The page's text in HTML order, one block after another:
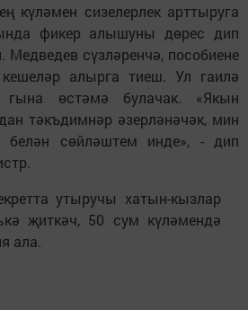
күләмен сизелерлек арттыруга
фикер алышуны дөрес дип
Медведев сүзләренчә, пособиене
алырга тиеш. Ул гаилә
өстәмә булачак. «Якын
тәкъдимнәр әзерләнәчәк, мин
белән сөйләштем инде», - дип
утыручы хатын-кызлар
җиткәч, 50 сум күләмендә
ала.